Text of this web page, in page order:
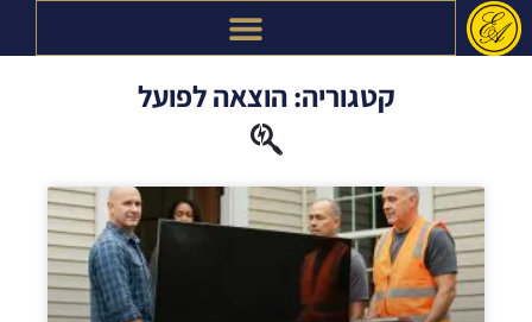
דילוג
לתוכן
קטגוריה: הוצאה לפועל